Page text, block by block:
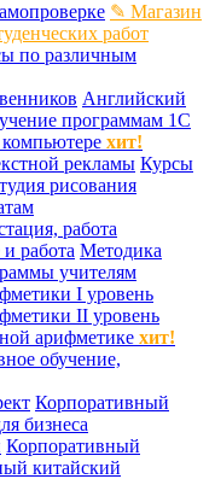
✎ Магазин
работ
по различным
Английский
программам 1С
хит!
рекламы Курсы
рисования
работа
работа Методика
учителям
I уровень
II уровень
арифметике хит!
обучение,
Корпоративный
бизнеса
Корпоративный
китайский